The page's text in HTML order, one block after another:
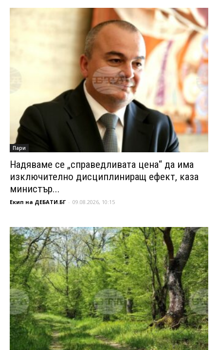
Пари
Надяваме се „справедливата цена“ да има
изключително дисциплиниращ ефект, каза
министър...
Екип на ДЕБАТИ.БГ - 09.08.2026, 10:15